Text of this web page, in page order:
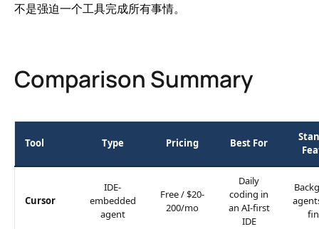
不是强迫一个工具完成所有事情。
Comparison Summary
Tool Type Pricing Best For
Cursor
IDE-
embedded
agent
Free / $20-
200/mo
Daily
coding in
an AI-first
IDE